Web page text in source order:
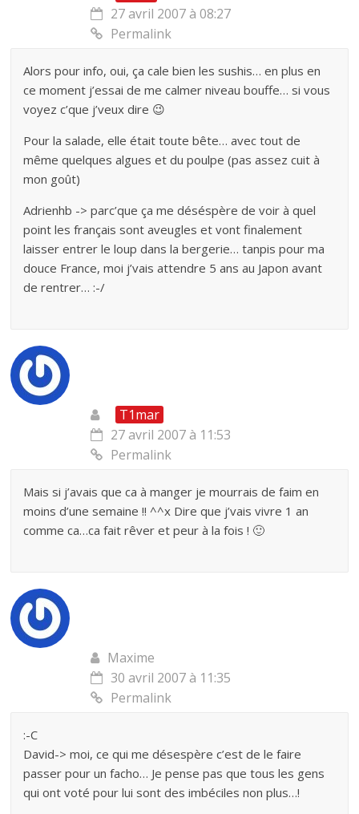
27 avril 2007 à 08:27
Permalink
Alors pour info, oui, ça cale bien les sushis… en plus en
ce moment j’essai de me calmer niveau bouffe… si vous
voyez c’que j’veux dire 😉
Pour la salade, elle était toute bête… avec tout de
même quelques algues et du poulpe (pas assez cuit à
mon goût)
Adrienhb -> parc’que ça me déséspère de voir à quel
point les français sont aveugles et vont finalement
laisser entrer le loup dans la bergerie… tanpis pour ma
douce France, moi j’vais attendre 5 ans au Japon avant
de rentrer… :-/
T1mar
27 avril 2007 à 11:53
Permalink
Mais si j’avais que ca à manger je mourrais de faim en
moins d’une semaine !! ^^x Dire que j’vais vivre 1 an
comme ca…ca fait rêver et peur à la fois ! 🙂
Maxime
30 avril 2007 à 11:35
Permalink
:-C
David-> moi, ce qui me désespère c’est de le faire
passer pour un facho… Je pense pas que tous les gens
qui ont voté pour lui sont des imbéciles non plus…!